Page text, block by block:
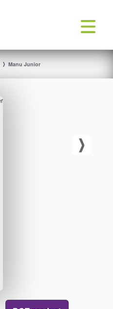
Manu Junior